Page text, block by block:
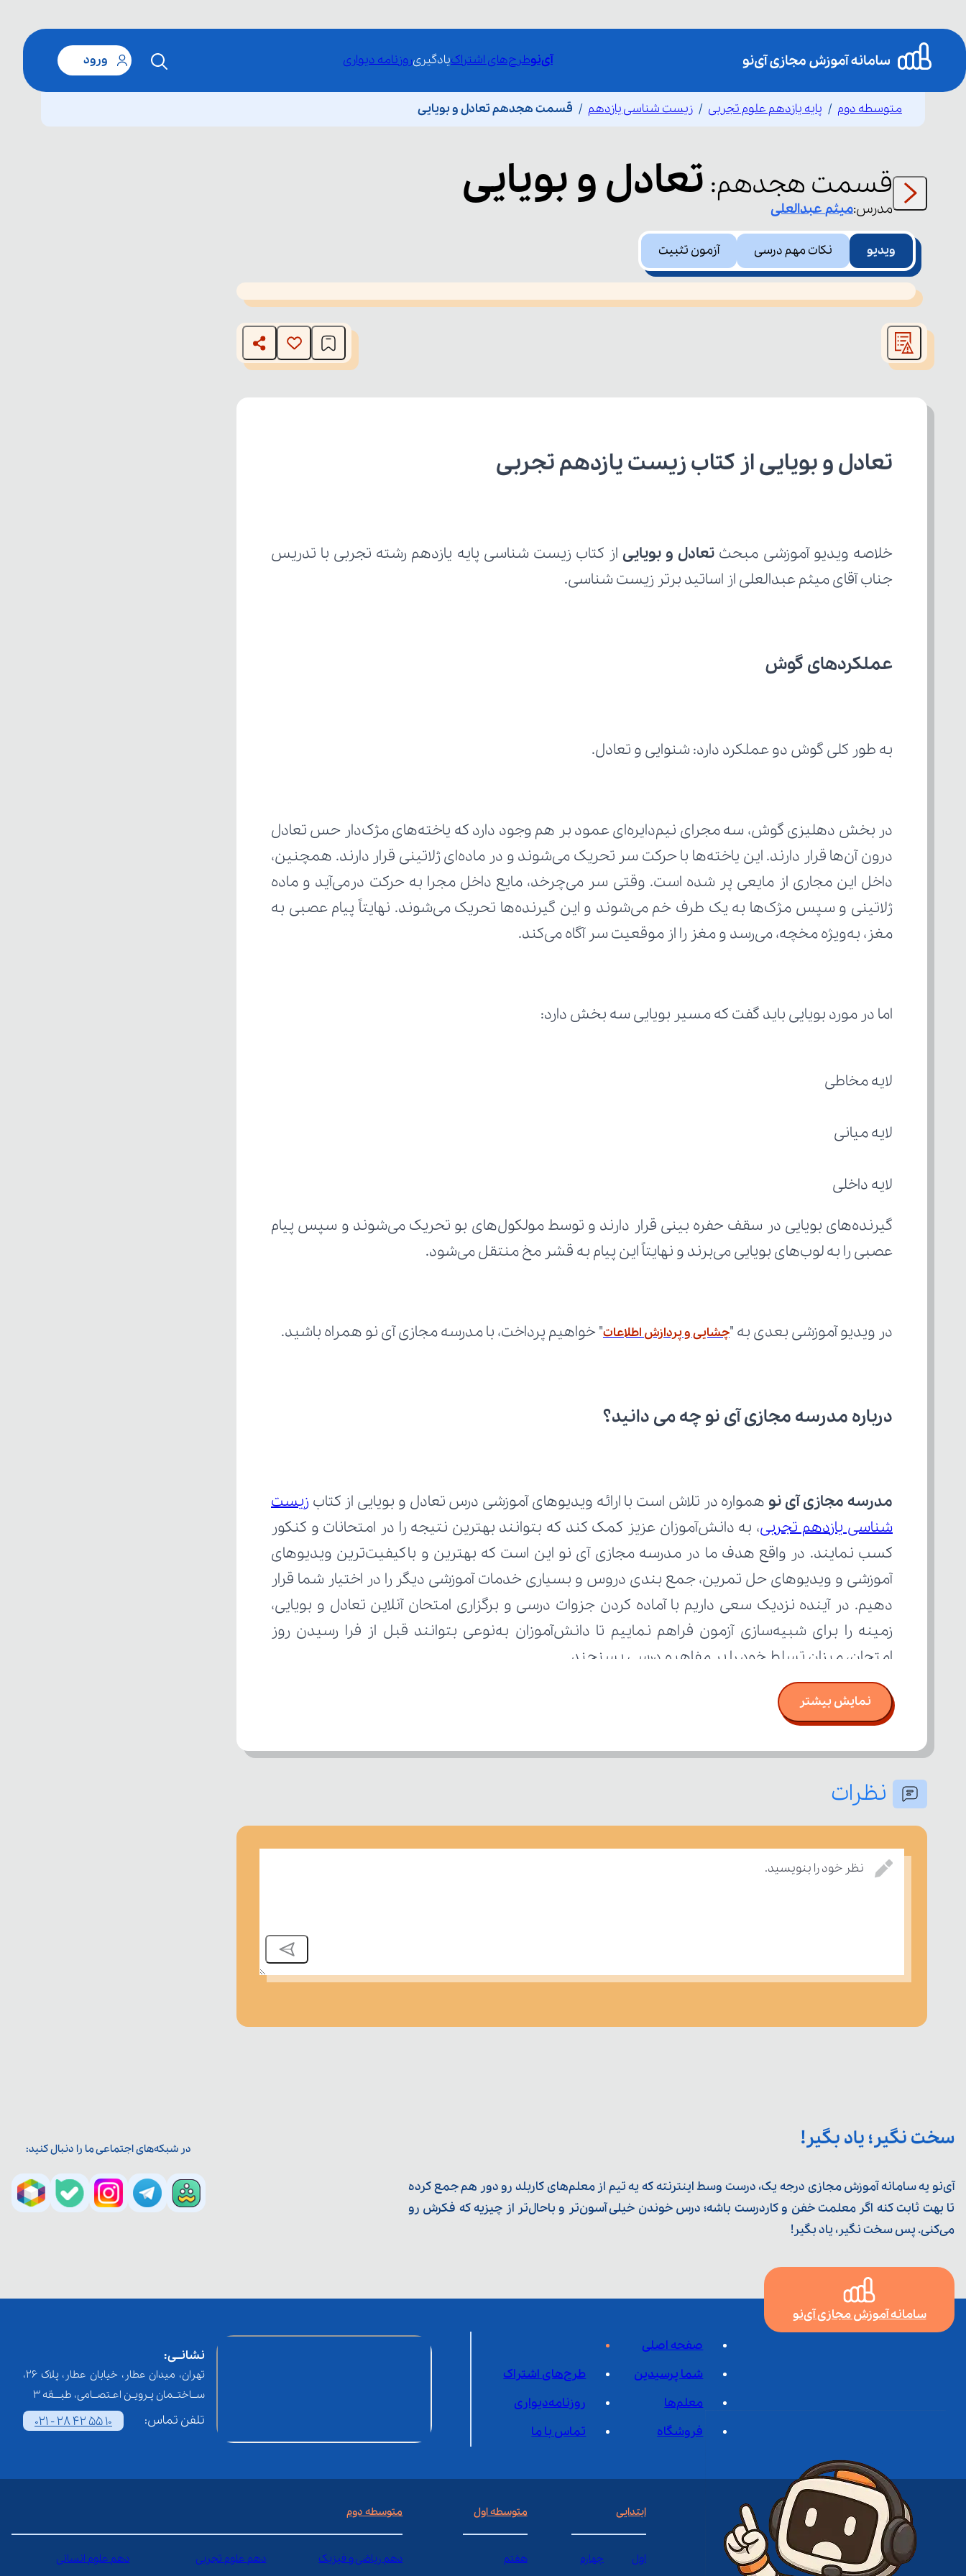
آی‌نوطرح‌های اشتراکیادگیریروزنامه دیواری ورود
متوسطه دوم پایه یازدهم علوم تجربی زیست شناسی یازدهم قسمت هجدهم تعادل و بویایی
قسمت هجدهم: تعادل و بویایی مدرس:میثمعبدالعلی
ویدیو نکات مهم درسی آزمون تثبیت
This
is
window.
تعادل و بویایی از کتاب زیست یازدهم تجربی
خلاصه ویدیو آموزشی مبحث تعادل و بویایی
جناب آقای میثم عبدالعلی از اساتید برتر زیست شناسی.
عملکردهای گوش
به طور کلی گوش دو عملکرد دارد: شنوایی و تعادل.
مغز، به‌ویژه مخچه، می‌رسد و مغز را از موقعیت سر آگاه می‌کند.
اما در مورد بویایی باید گفت که مسیر بویایی سه بخش دارد:
لایه مخاطی
لایه میانی
لایه داخلی
عصبی را به لوب‌های بویایی می‌برند و نهایتاً این پیام به قشر مخ منتقل می‌شود.
در ویدیو آموزشی بعدی به "چشایی و پردازش اطلاعات" خواهیم پرداخت، با مدرسه مجازی آی نو همراه باشید.
درباره مدرسه مجازی آی نو چه می‌ دانید؟
مدرسه مجازی آی نو همواره در تلاش است با ارائه ویدیوهای آموزشی درس تعادل و بویایی از کتاب
شناسی یازدهم تجربی
امتحان، میزان تسلط خود را بر مفاهیم درسی بسنجند.
نمایش بیشتر
نظرات
نظر خود را بنویسید.
سخت نگیر؛ یاد بگیر!
آی‌نو یه سامانه آموزش مجازی درجه یک، درست وسط اینترنته که یه تیم از معلم‌‌های کاربلد رو دور هم جمع کرده
تا بهت ثابت کنه اگر معلمت خفن و کاردرست باشه؛ درس خوندن خیلی آسون‌تر و باحال‌تر از چیزیه که فکرش رو
می‌کنی. پس سخت نگیر، یاد بگیر!
در شبکه‌های اجتماعی ما را دنبال کنید:
سامانه آموزش مجازی آی‌نو
صفحه اصلی
شما پرسیدین
طرح‌های اشتراک
معلم‌ها
روزنامه‌دیواری
فروشگاه
تماس با ما
نشانــی:
تهران، میدان عطار، خیابان عطار، پلاک 26،
ســاختــمان پـرویـن اعـتصــامی، طبـــقه 3
تلفن تماس: 021 - 28 42 55 10
ابتدایی
اول چهارم
متوسطه اول
هفتم
متوسطه دوم
دهم ریاضی و فیزیک دهم علوم تجربی دهم علوم انسانی